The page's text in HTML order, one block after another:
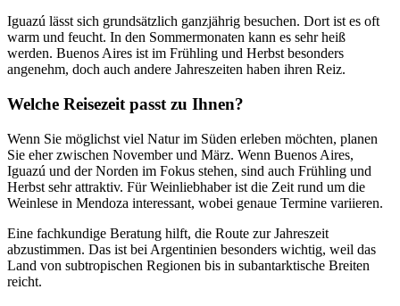
Iguazú lässt sich grundsätzlich ganzjährig besuchen. Dort ist es oft
warm und feucht. In den Sommermonaten kann es sehr heiß
werden. Buenos Aires ist im Frühling und Herbst besonders
angenehm, doch auch andere Jahreszeiten haben ihren Reiz.
Welche Reisezeit passt zu Ihnen?
Wenn Sie möglichst viel Natur im Süden erleben möchten, planen
Sie eher zwischen November und März. Wenn Buenos Aires,
Iguazú und der Norden im Fokus stehen, sind auch Frühling und
Herbst sehr attraktiv. Für Weinliebhaber ist die Zeit rund um die
Weinlese in Mendoza interessant, wobei genaue Termine variieren.
Eine fachkundige Beratung hilft, die Route zur Jahreszeit
abzustimmen. Das ist bei Argentinien besonders wichtig, weil das
Land von subtropischen Regionen bis in subantarktische Breiten
reicht.